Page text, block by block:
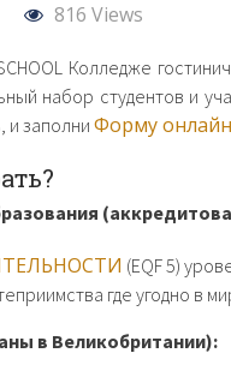
816 Views
Колледже
набор студентов и
и заполни Форму
(EQF 5)
где угодно в
в Великобритании):